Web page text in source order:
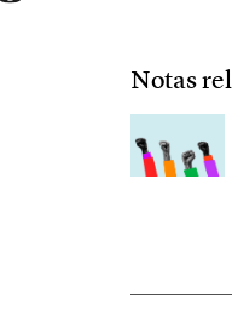
Notas